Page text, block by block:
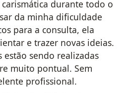
durante todo o
da minha dificuldade
para a consulta, ela
e trazer novas ideias.
estão sendo realizadas
muito pontual. Sem
profissional.